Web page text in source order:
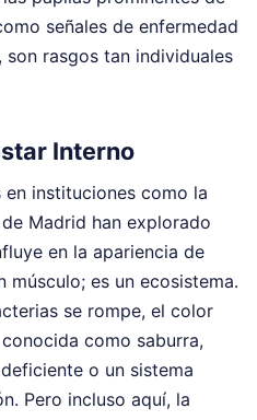
señales de enfermedad
son rasgos tan individuales
Interno
instituciones como la
Madrid han explorado
en la apariencia de
músculo; es un ecosistema.
se rompe, el color
como saburra,
o un sistema
Pero incluso aquí, la